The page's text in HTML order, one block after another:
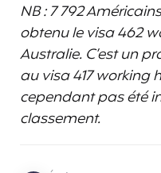
NB : 7 792
obtenu le visa 462
Australie. C’est un
au visa 417 working
cependant pas été
classement.